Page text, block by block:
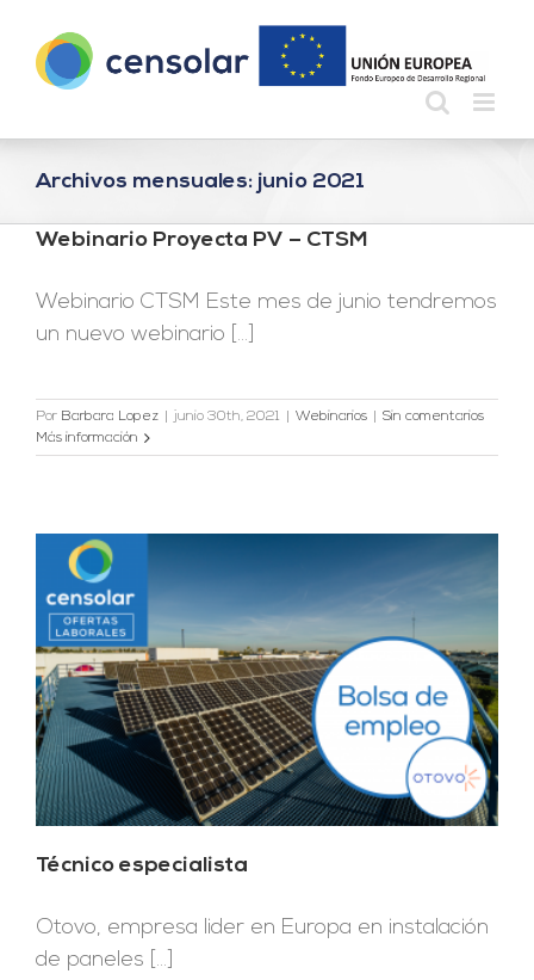
contenido
Archivos mensuales: junio 2021
Webinario Proyecta PV – CTSM
Webinario CTSM Este mes de junio tendremos
un nuevo webinario [...]
Por Barbara Lopez junio 30th, 2021 Webinarios
Sin comentarios
Más información
Técnico especialista
Otovo, empresa lider en Europa en instalación
de paneles [...]